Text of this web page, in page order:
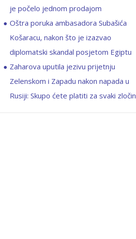
je počelo jednom prodajom
Oštra poruka ambasadora Subašića
Košaracu, nakon što je izazvao
diplomatski skandal posjetom Egiptu
Zaharova uputila jezivu prijetnju
Zelenskom i Zapadu nakon napada u
Rusiji: Skupo ćete platiti za svaki zločin